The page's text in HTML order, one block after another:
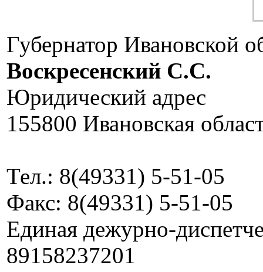
Губернатор Ивановской
Воскресенский C.C.
Юридический адрес
155800 Ивановская
Тел.: 8(49331) 5-51-05
Факс: 8(49331) 5-51-05
Единая дежурно-
89158237201